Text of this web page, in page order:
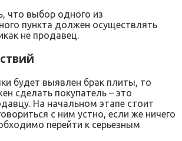
что выбор одного из
пункта должен осуществлять
не продавец.
будет выявлен брак плиты, то
сделать покупатель – это
На начальном этапе стоит
с ним устно, если же ничего
перейти к серьезным